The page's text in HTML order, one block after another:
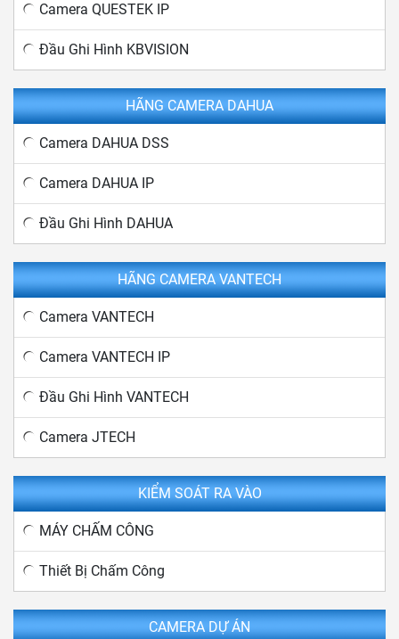
Camera QUESTEK IP
Đầu Ghi Hình KBVISION
HÃNG CAMERA DAHUA
Camera DAHUA DSS
Camera DAHUA IP
Đầu Ghi Hình DAHUA
HÃNG CAMERA VANTECH
Camera VANTECH
Camera VANTECH IP
Đầu Ghi Hình VANTECH
Camera JTECH
KIỂM SOÁT RA VÀO
MÁY CHẤM CÔNG
Thiết Bị Chấm Công
CAMERA DỰ ÁN